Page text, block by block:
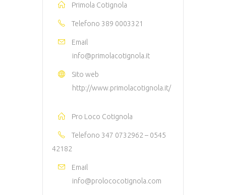
Primola Cotignola
Telefono 389 0003321
Email
info@primolacotignola.it
Sito web
http://www.primolacotignola.it/
Pro Loco Cotignola
Telefono 347 0732962 – 0545
42182
Email
info@prolococotignola.com